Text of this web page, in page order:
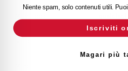
Niente spam, solo contenuti utili.
Iscriviti
Magari più